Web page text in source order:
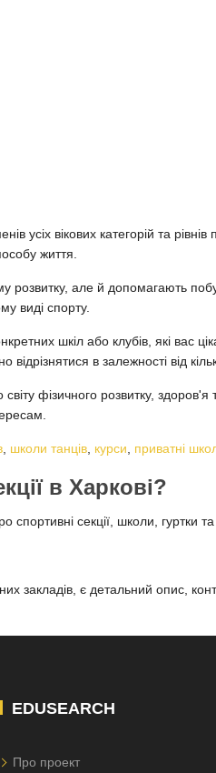
усіх вікових категорій та
життя.
розвитку, але й допомагають
виді спорту.
шкіл або клубів, які вас
в залежності від
фізичного розвитку,
школи танців курси приватні
в Харкові?
секції, школи, гуртки
закладів, є детальний опис,
EDUSEARCH
Про проект